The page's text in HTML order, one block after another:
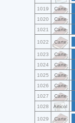
1019 Carte
1020 Carte
1021 Carte
1022 Carte
1023 Carte
1024 Carte
1025 Carte
1026 Carte
1027 Carte
1028 Articol
1029 Carte